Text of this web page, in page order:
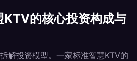
KTV的核心投资构成与
解投资模型。一家标准智慧KTV的